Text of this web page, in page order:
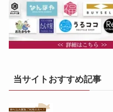
当サイトおすすめ記事